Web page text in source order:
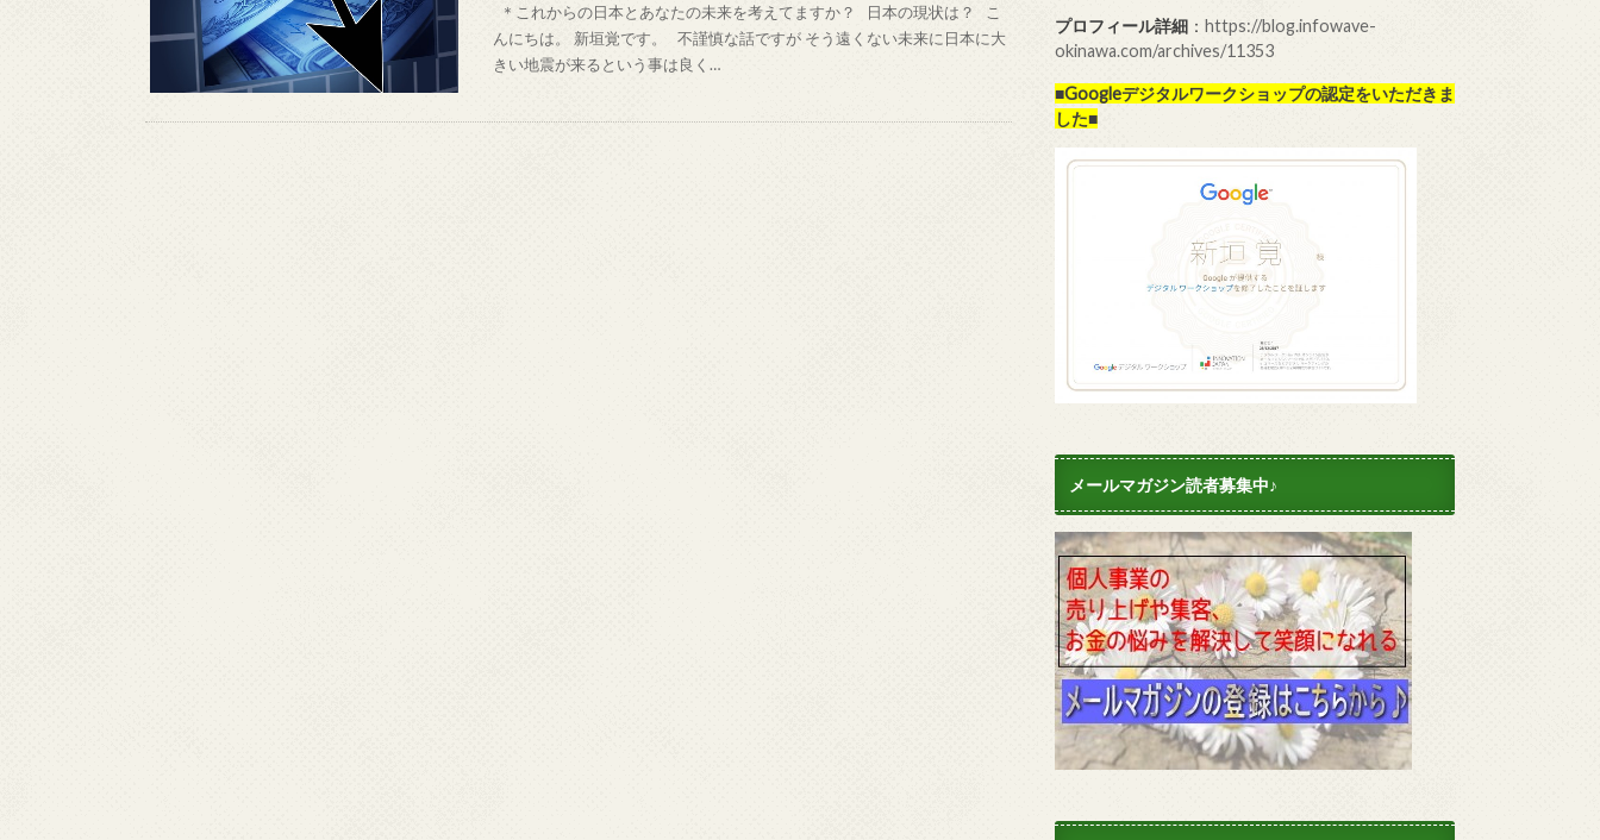
＊これからの日本とあなたの未来を考えてますか？ 日本の現状は？ こ
んにちは。 新垣覚です。 不謹慎な話ですが そう遠くない未来に日本に大
きい地震が来るという事は良く…
プロフィール詳細 ： https://blog.infowave-
okinawa.com/archives/11353
■Googleデジタルワークショップの認定をいただきま
した■
メールマガジン読者募集中♪